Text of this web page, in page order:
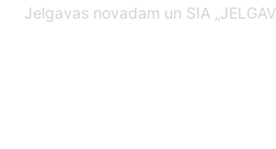
Jelgavas novadam un SIA